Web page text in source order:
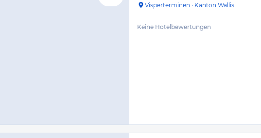
Visperterminen · Kanton Wallis
Keine Hotelbewertungen